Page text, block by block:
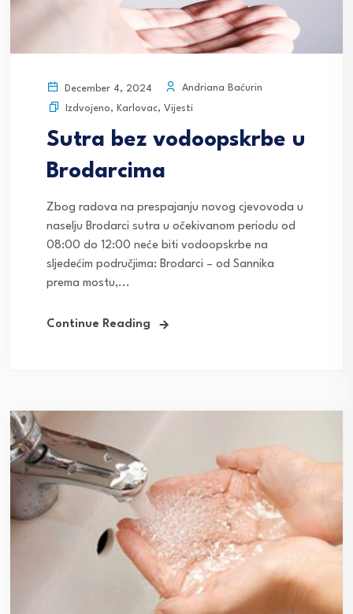
December 4, 2024
Andriana Baćurin
Izdvojeno, Karlovac, Vijesti
Sutra bez vodoopskrbe u
Brodarcima
Zbog radova na prespajanju novog cjevovoda u
naselju Brodarci sutra u očekivanom periodu od
08:00 do 12:00 neće biti vodoopskrbe na
sljedećim područjima: Brodarci – od Sannika
prema mostu,...
Continue Reading